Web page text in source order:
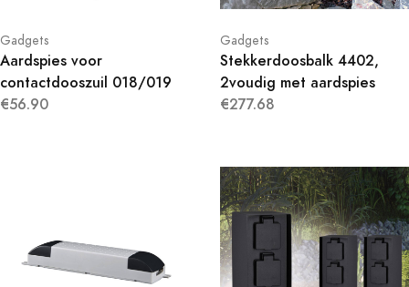
Gadgets
Aardspies voor
contactdooszuil 018/019
€56.90
Gadgets
Stekkerdoosbalk 4402,
2voudig met aardspies
€277.68